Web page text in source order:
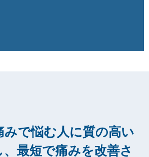
で悩む人に質の高い
最短で痛みを改善さ